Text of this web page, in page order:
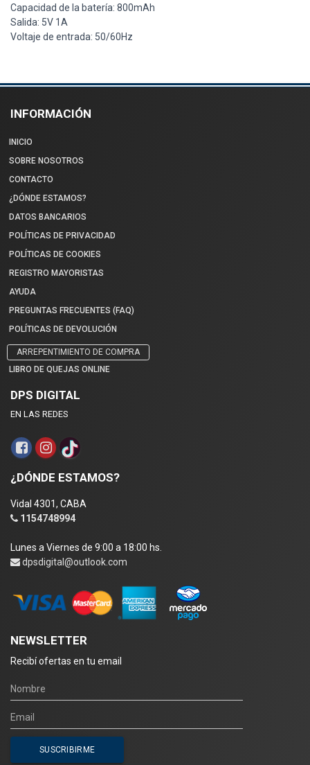
Capacidad de la batería: 800mAh
Salida: 5V 1A
Voltaje de entrada: 50/60Hz
INFORMACIÓN
INICIO
SOBRE NOSOTROS
CONTACTO
¿DÓNDE ESTAMOS?
DATOS BANCARIOS
POLÍTICAS DE PRIVACIDAD
POLÍTICAS DE COOKIES
REGISTRO MAYORISTAS
AYUDA
PREGUNTAS FRECUENTES (FAQ)
POLÍTICAS DE DEVOLUCIÓN
ARREPENTIMIENTO DE COMPRA
LIBRO DE QUEJAS ONLINE
DPS DIGITAL
EN LAS REDES
¿DÓNDE ESTAMOS?
Vidal 4301, CABA
1154748994
Lunes a Viernes de 9:00 a 18:00 hs.
dpsdigital@outlook.com
NEWSLETTER
Recibí ofertas en tu email